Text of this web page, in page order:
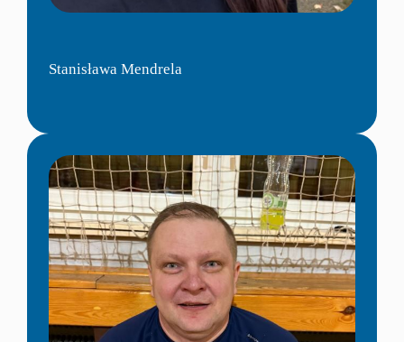
Stanisława Mendrela